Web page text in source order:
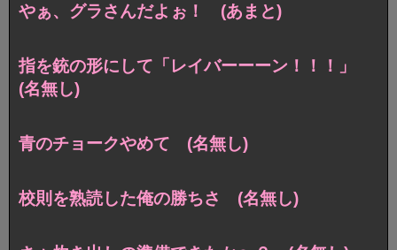
やぁ、グラさんだよぉ！ (あまと)
指を銃の形にして「レイバーーーン！！！」
(名無し)
青のチョークやめて (名無し)
校則を熟読した俺の勝ちさ (名無し)